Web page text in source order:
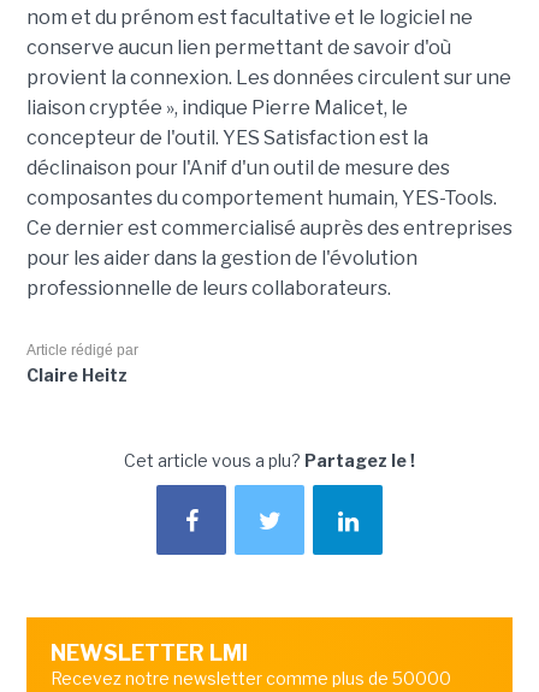
nom et du prénom est facultative et le logiciel ne
conserve aucun lien permettant de savoir d'où
provient la connexion. Les données circulent sur une
liaison cryptée », indique Pierre Malicet, le
concepteur de l'outil. YES Satisfaction est la
déclinaison pour l'Anif d'un outil de mesure des
composantes du comportement humain, YES-Tools.
Ce dernier est commercialisé auprès des entreprises
pour les aider dans la gestion de l'évolution
professionnelle de leurs collaborateurs.
Article rédigé par
Claire Heitz
Cet article vous a plu? Partagez le !
NEWSLETTER LMI
Recevez notre newsletter comme plus de 50000